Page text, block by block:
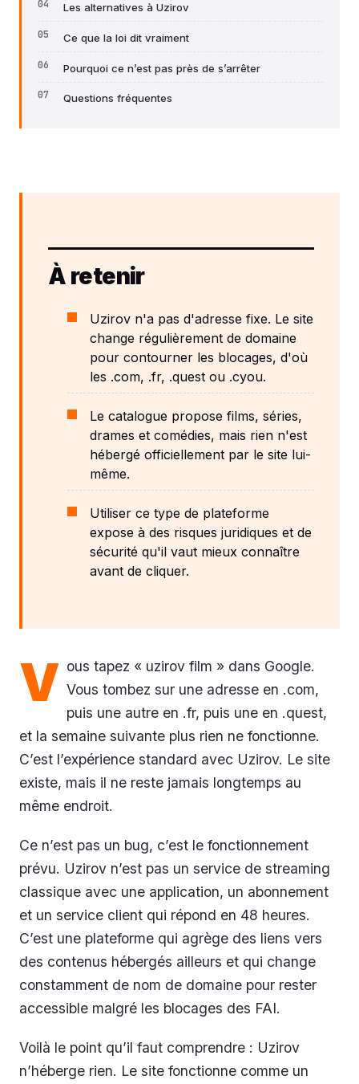
Les alternatives à Uzirov
Ce que la loi dit vraiment
Pourquoi ce n’est pas près de s’arrêter
Questions fréquentes
À retenir
Uzirov n'a pas d'adresse fixe. Le site
change régulièrement de domaine
pour contourner les blocages, d'où
les .com, .fr, .quest ou .cyou.
Le catalogue propose films, séries,
drames et comédies, mais rien n'est
hébergé officiellement par le site lui-
même.
Utiliser ce type de plateforme
expose à des risques juridiques et de
sécurité qu'il vaut mieux connaître
avant de cliquer.
V ous tapez « uzirov film » dans Google.
Vous tombez sur une adresse en .com,
puis une autre en .fr, puis une en .quest,
et la semaine suivante plus rien ne fonctionne.
C’est l’expérience standard avec Uzirov. Le site
existe, mais il ne reste jamais longtemps au
même endroit.
Ce n’est pas un bug, c’est le fonctionnement
prévu. Uzirov n’est pas un service de streaming
classique avec une application, un abonnement
et un service client qui répond en 48 heures.
C’est une plateforme qui agrège des liens vers
des contenus hébergés ailleurs et qui change
constamment de nom de domaine pour rester
accessible malgré les blocages des FAI.
Voilà le point qu’il faut comprendre : Uzirov
n’héberge rien. Le site fonctionne comme un